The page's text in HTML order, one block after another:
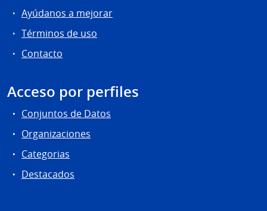
Ayúdanos a mejorar
Términos de uso
Contacto
Acceso por perfiles
Conjuntos de Datos
Organizaciones
Categorias
Destacados